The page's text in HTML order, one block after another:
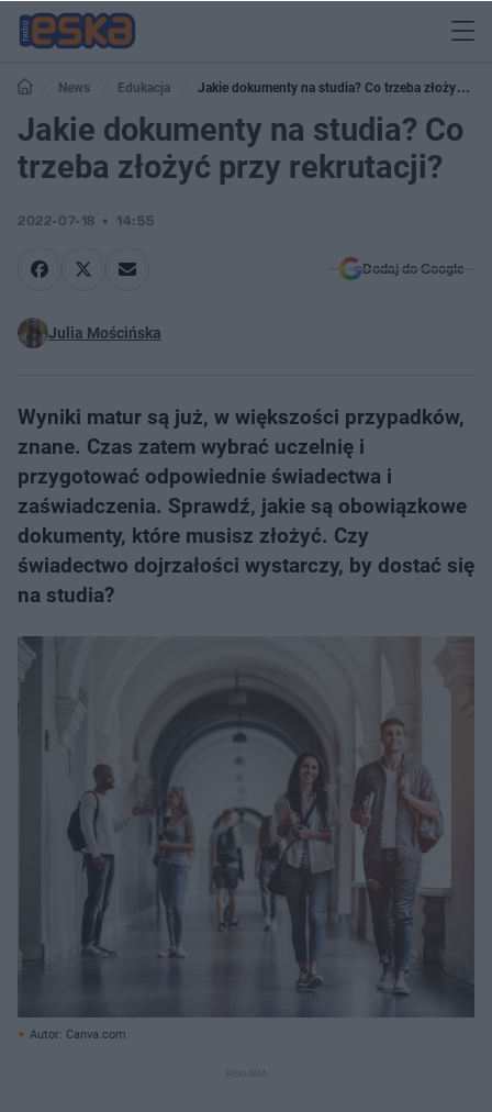
News Edukacja
Jakie dokumenty na studia? Co trzeba złożyć
przy rekrutacji?
Jakie dokumenty na studia? Co
trzeba złożyć przy rekrutacji?
2022-07-18 14:55
Dodaj do Google
Julia Mościńska
Wyniki matur są już, w większości przypadków,
znane. Czas zatem wybrać uczelnię i
przygotować odpowiednie świadectwa i
zaświadczenia. Sprawdź, jakie są obowiązkowe
dokumenty, które musisz złożyć. Czy
świadectwo dojrzałości wystarczy, by dostać się
na studia?
Autor: Canva.com